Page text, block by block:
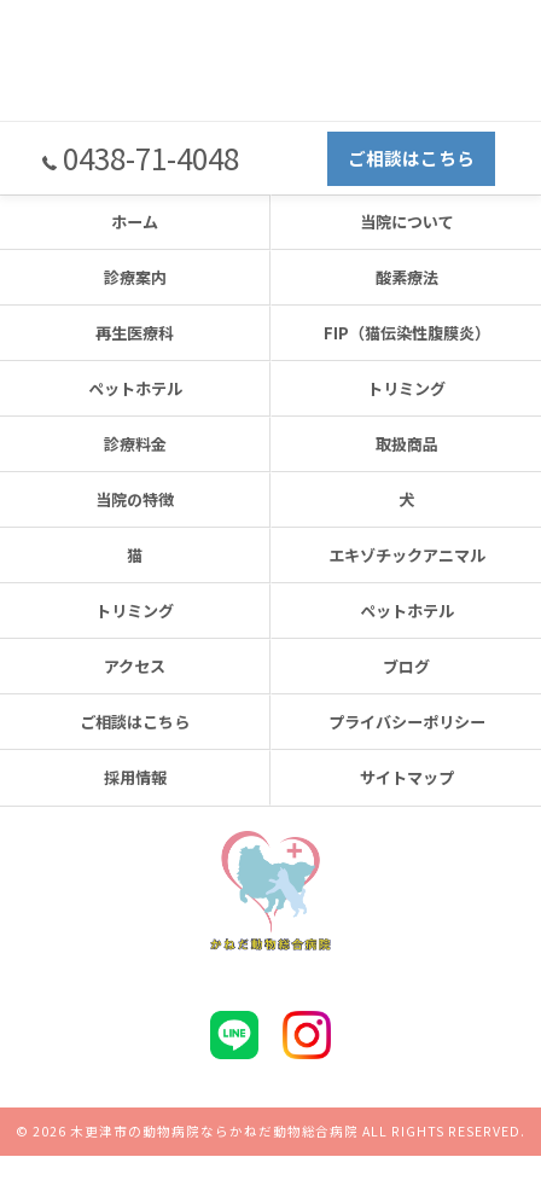
0438-71-4048 ご相談はこちら
ホーム 当院について
診療案内 酸素療法
再生医療科 FIP（猫伝染性腹膜炎）
ペットホテル トリミング
診療料金 取扱商品
当院の特徴 犬
猫 エキゾチックアニマル
トリミング ペットホテル
アクセス ブログ
ご相談はこちら プライバシーポリシー
採用情報 サイトマップ
© 2026 木更津市の動物病院ならかねだ動物総合病院 ALL RIGHTS RESERVED.